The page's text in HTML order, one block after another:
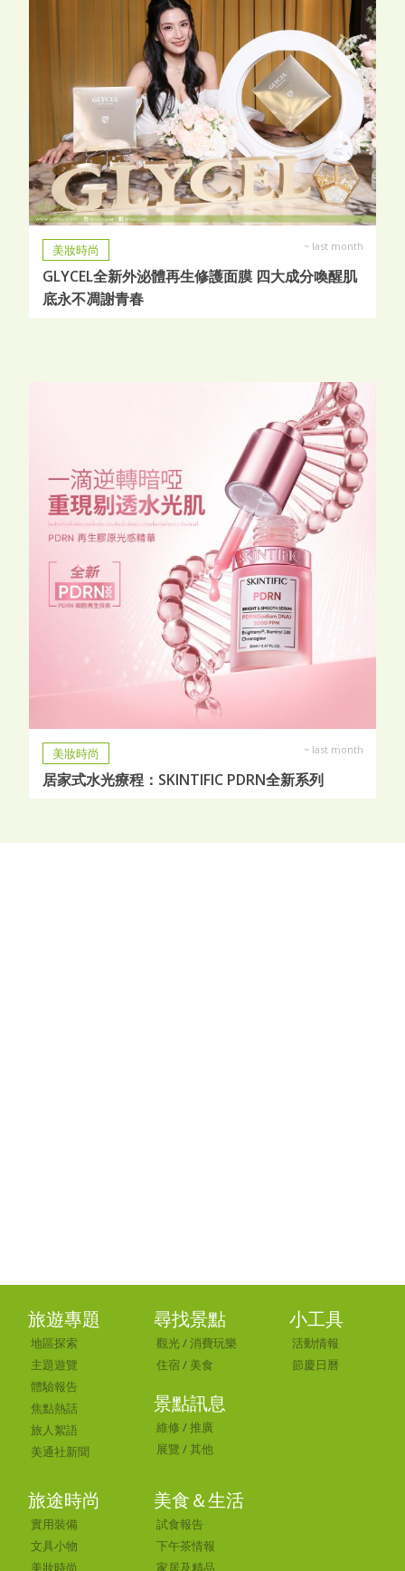
美妝時尚 ~ last month
GLYCEL全新外泌體再生修護面膜 四大成分喚醒肌
底永不凋謝青春
美妝時尚 ~ last month
居家式水光療程：SKINTIFIC PDRN全新系列
旅遊專題
地區探索
主題遊覽
體驗報告
焦點熱話
旅人絮語
美通社新聞
尋找景點
觀光 /消費玩樂
住宿 / 美食
景點訊息
維修 /推廣
展覽 /其他
小工具
活動情報
節慶日曆
旅途時尚
實用裝備
文具小物
美妝時尚
美食＆生活
試食報告
下午茶情報
家居及精品